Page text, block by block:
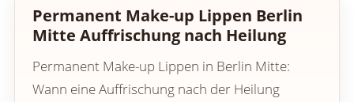
Permanent Make-up Lippen Berlin
Mitte Auffrischung nach Heilung
Permanent Make-up Lippen in Berlin Mitte:
Wann eine Auffrischung nach der Heilung